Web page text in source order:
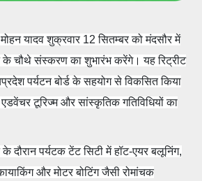
यादव शुक्रवार 12 सितम्बर को मंदसौर में
के चौथे संस्करण का शुभारंभ करेंगे। यह रिट्रीट
पर्यटन बोर्ड के सहयोग से विकसित किया
टूरिज्म और सांस्कृतिक गतिविधियों का
के दौरान पर्यटक टेंट सिटी में हॉट-एयर बलूनिंग,
और मोटर बोटिंग जैसी रोमांचक